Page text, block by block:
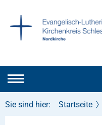
Sie sind hier: Startseite